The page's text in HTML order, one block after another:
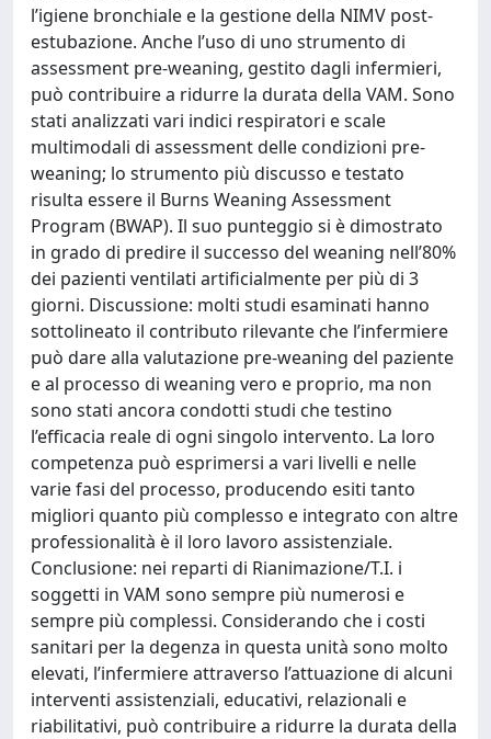
l’igiene bronchiale e la gestione della NIMV post-
estubazione. Anche l’uso di uno strumento di
assessment pre-weaning, gestito dagli infermieri,
può contribuire a ridurre la durata della VAM. Sono
stati analizzati vari indici respiratori e scale
multimodali di assessment delle condizioni pre-
weaning; lo strumento più discusso e testato
risulta essere il Burns Weaning Assessment
Program (BWAP). Il suo punteggio si è dimostrato
in grado di predire il successo del weaning nell’80%
dei pazienti ventilati artificialmente per più di 3
giorni. Discussione: molti studi esaminati hanno
sottolineato il contributo rilevante che l’infermiere
può dare alla valutazione pre-weaning del paziente
e al processo di weaning vero e proprio, ma non
sono stati ancora condotti studi che testino
l’efficacia reale di ogni singolo intervento. La loro
competenza può esprimersi a vari livelli e nelle
varie fasi del processo, producendo esiti tanto
migliori quanto più complesso e integrato con altre
professionalità è il loro lavoro assistenziale.
Conclusione: nei reparti di Rianimazione/T.I. i
soggetti in VAM sono sempre più numerosi e
sempre più complessi. Considerando che i costi
sanitari per la degenza in questa unità sono molto
elevati, l’infermiere attraverso l’attuazione di alcuni
interventi assistenziali, educativi, relazionali e
riabilitativi, può contribuire a ridurre la durata della